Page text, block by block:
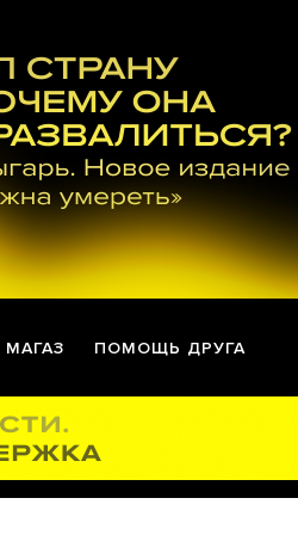
МАГАЗ ПОМОЩЬ ДРУГА